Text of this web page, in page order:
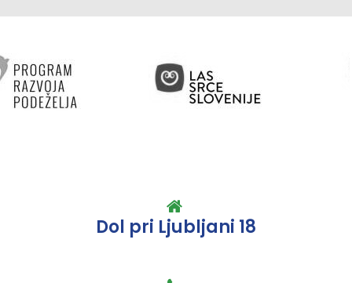
Dol pri Ljubljani 18